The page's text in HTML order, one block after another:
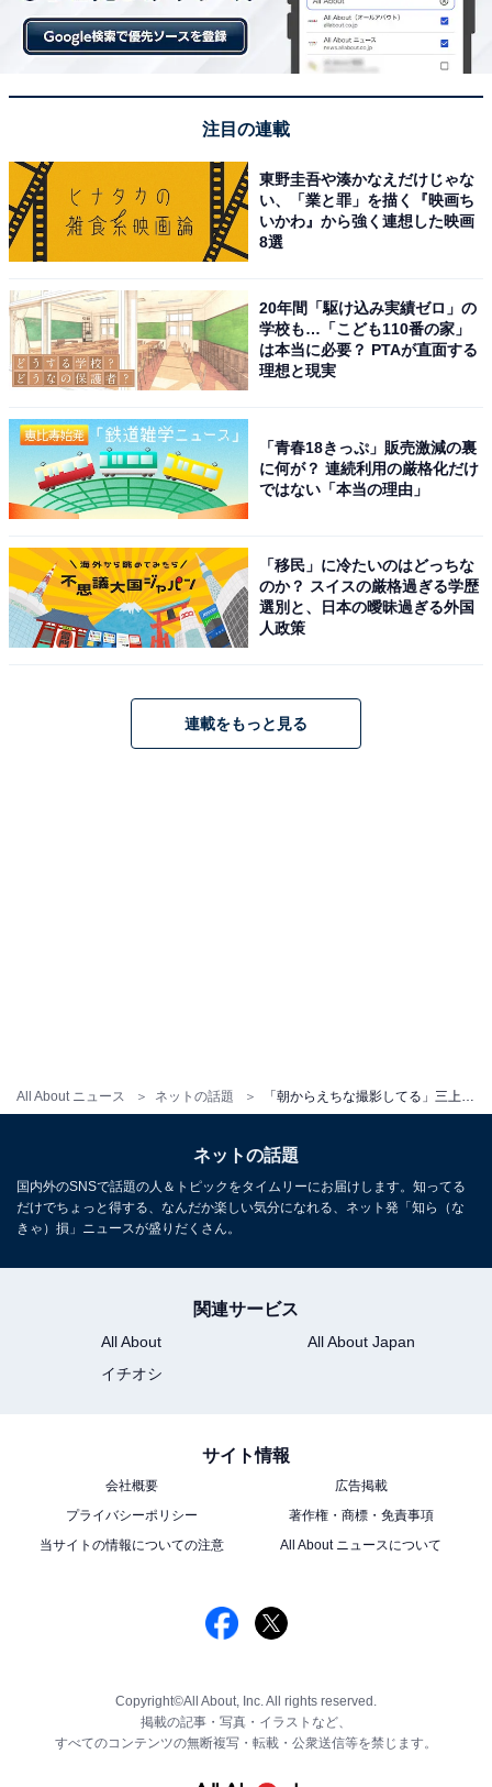
All About ニュース ネットの話題
注目の連載
東野圭吾や湊かなえだけじゃな
い、「業と罪」を描く『映画ち
いかわ』から強く連想した映画
8選
20年間「駆け込み実績ゼロ」の
学校も…「こども110番の家」
は本当に必要？ PTAが直面する
理想と現実
「青春18きっぷ」販売激減の裏
に何が？ 連続利用の厳格化だけ
ではない「本当の理由」
「移民」に冷たいのはどっちな
のか？ スイスの厳格過ぎる学歴
選別と、日本の曖昧過ぎる外国
人政策
連載をもっと見る
ネットの話題
国内外のSNSで話題の人＆トピックをタイムリーにお届けします。知ってる
だけでちょっと得する、なんだか楽しい気分になれる、ネット発「知ら（な
きゃ）損」ニュースが盛りだくさん。
関連サービス
All About
All About Japan
イチオシ
サイト情報
会社概要
広告掲載
プライバシーポリシー
著作権・商標・免責事項
当サイトの情報についての注意
All About ニュースについて
Copyright©All About, Inc. All rights reserved.
掲載の記事・写真・イラストなど、
すべてのコンテンツの無断複写・転載・公衆送信等を禁じます。